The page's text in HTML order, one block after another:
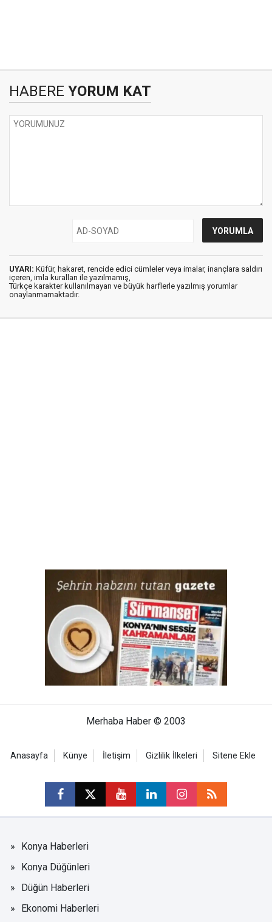
HABERE YORUM KAT
UYARI: Küfür, hakaret, rencide edici cümleler veya imalar, inançlara saldırı
içeren, imla kuralları ile yazılmamış,
Türkçe karakter kullanılmayan ve büyük harflerle yazılmış yorumlar
onaylanmamaktadır.
Merhaba Haber © 2003
Anasayfa Künye İletişim Gizlilik İlkeleri Sitene Ekle
Konya Haberleri
Konya Düğünleri
Düğün Haberleri
Ekonomi Haberleri